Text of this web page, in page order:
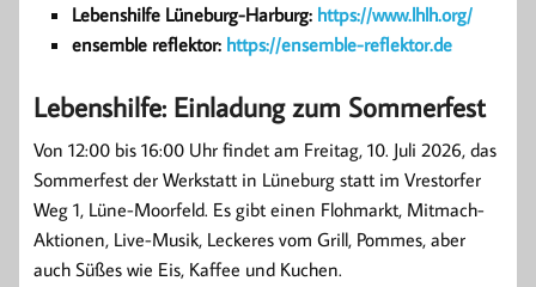
Lebenshilfe Lüneburg-Harburg: https://www.lhlh.org/
ensemble reflektor: https://ensemble-reflektor.de
Lebenshilfe: Einladung zum Sommerfest
Von 12:00 bis 16:00 Uhr findet am Freitag, 10. Juli 2026, das
Sommerfest der Werkstatt in Lüneburg statt im Vrestorfer
Weg 1, Lüne-Moorfeld. Es gibt einen Flohmarkt, Mitmach-
Aktionen, Live-Musik, Leckeres vom Grill, Pommes, aber
auch Süßes wie Eis, Kaffee und Kuchen.